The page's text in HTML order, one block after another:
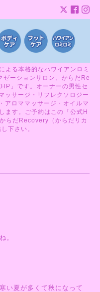
よる本格的なハワイアンロミ
ゼーションサロン、からだRe
」です。オーナーの男性セ
ッサージ・リフレクソロジー
アロママッサージ・オイルマ
ます。ご予約はこの「公式H
らだRecovery（からだリカ
下さい。
。
い夏が多くて秋になって